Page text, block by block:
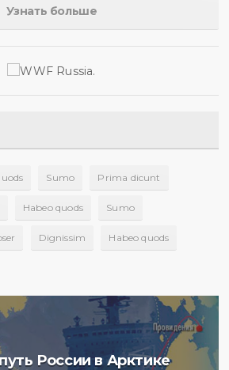
Узнать больше
Sumo Prima dicunt
Habeo quods Sumo
Dignissim Habeo quods
России в Арктике